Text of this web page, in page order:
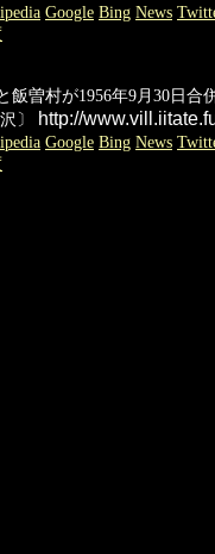
Google Bing News
飯曽村が1956年9月30日合
〕
http://
Google Bing News